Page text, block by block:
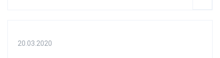
20.03.2020